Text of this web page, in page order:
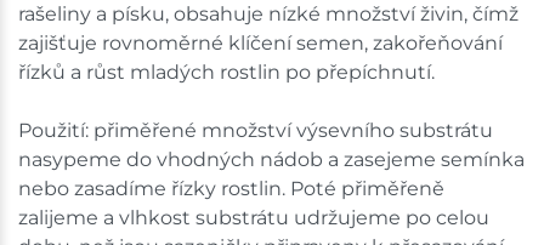
rašeliny a písku, obsahuje nízké množství živin, čímž
zajišťuje rovnoměrné klíčení semen, zakořeňování
řízků a růst mladých rostlin po přepíchnutí.
Použití: přiměřené množství výsevního substrátu
nasypeme do vhodných nádob a zasejeme semínka
nebo zasadíme řízky rostlin. Poté přiměřeně
zalijeme a vlhkost substrátu udržujeme po celou